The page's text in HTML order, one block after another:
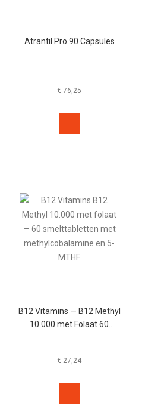
Atrantil Pro 90 Capsules
€ 76,25
B12 Vitamins — B12 Methyl
10.000 met Folaat 60
€ 27,24